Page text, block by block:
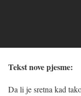
Tekst nove pjesme:
Da li je sretna kad